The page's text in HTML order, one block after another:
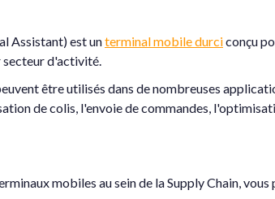
Assistant) est unterminal mobile durciconçu
secteur d'activité.
être utilisés dans de nombreuses
de colis, l'envoie de commandes,
mobiles au sein de la Supply Chain, vous